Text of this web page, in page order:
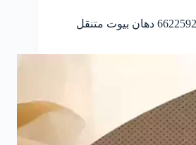
صباغ الوفرة رخيص 66225922 دهان بيوت متنقل